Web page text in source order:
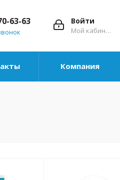
Войти
Мой кабинет
63-63
Компания